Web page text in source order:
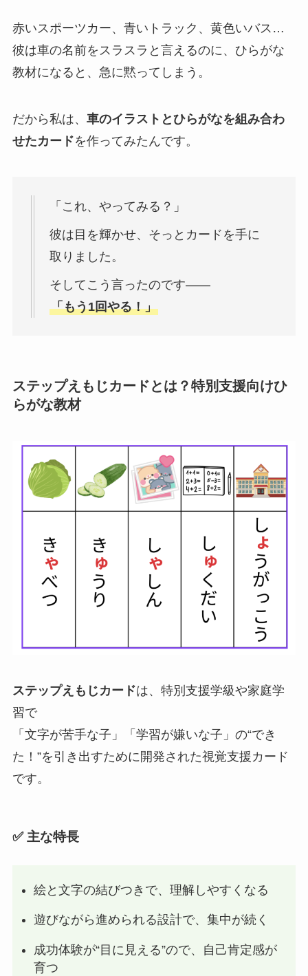
赤いスポーツカー、青いトラック、黄色いバス…
彼は車の名前をスラスラと言えるのに、ひらがな
教材になると、急に黙ってしまう。
だから私は、 車のイラストとひらがなを組み合わ
せたカードを作ってみたんです。
「これ、やってみる？」
彼は目を輝かせ、そっとカードを手に
取りました。
そしてこう言ったのです——
「もう1回やる！」
ステップえもじカードとは？特別支援向けひ
らがな教材
ステップえもじカードは、特別支援学級や家庭学
習で
「文字が苦手な子」「学習が嫌いな子」の“でき
た！”を引き出すために開発された視覚支援カード
です。
✅ 主な特長
絵と文字の結びつきで、理解しやすくなる
遊びながら進められる設計で、集中が続く
成功体験が“目に見える”ので、自己肯定感が
育つ